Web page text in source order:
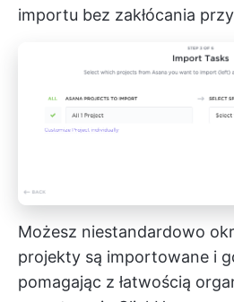
importu bez zakłócania
Możesz niestandardowo
projekty są importowane i
pomagając z łatwością